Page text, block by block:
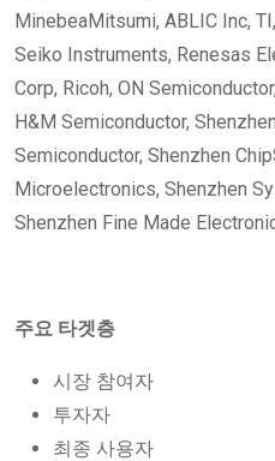
MinebeaMitsumi, ABLIC Inc,
Seiko Instruments, Renesas
Corp, Ricoh, ON
H&M Semiconductor,
Semiconductor, Shenzhen
Microelectronics, Shenzhen
Shenzhen Fine Made
주요 타겟층
시장 참여자
투자자
최종 사용자